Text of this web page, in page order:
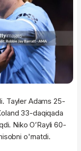
Tayler Adams 25-
33-daqiqada
Niko O’Rayli 60-
o'rnatdi.